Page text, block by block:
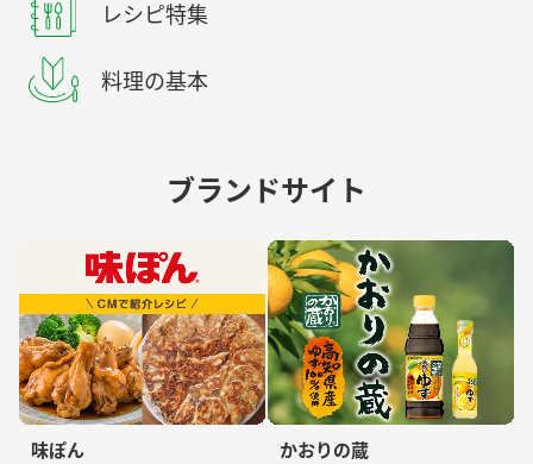
レシピ特集
料理の基本
ブランドサイト
味ぽん かおりの蔵